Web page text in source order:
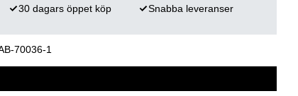
70036-1
30 dagars öppet köp Snabba leveranser